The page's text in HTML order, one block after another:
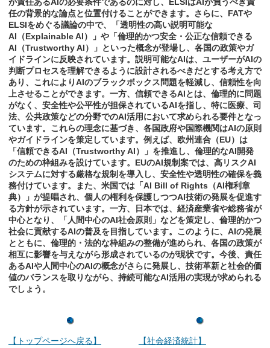
任の背景的な論点と位置付けることができます。さらに、FATや
ELSIをめぐる議論の中で、「透明性の高い説明可能な
AI（Explainable AI）」や「倫理的かつ安全・公正な信頼できる
AI（Trustworthy AI）」といった概念が登場し、各国の政策やガ
イドラインに反映されています。説明可能なAIは、ユーザーがAIの
判断プロセスを理解できるように設計されるべきだとする考え方で
あり、これによりAIのブラックボックス問題を軽減し、信頼性を向
上させることができます。一方、信頼できるAIとは、倫理的に問題
がなく、安全性や公平性が担保されているAIを指し、特に医療、司
法、公共政策などの分野でのAI活用において求められる要件となっ
ています。これらの理念に基づき、各国政府や国際機関はAIの原則
やガイドラインを策定しています。例えば、欧州連合（EU）は
「信頼できるAI（Trustworthy AI）」を推進し、倫理的なAI開発
のための枠組みを設けています。EUのAI規制案では、高リスクAI
システムに対する厳格な規制を導入し、安全性や透明性の確保を義
務付けています。また、米国では「AI Bill of Rights（AI権利章
典）」が提唱され、個人の権利を保護しつつAI技術の発展を促進す
る方針が示されています。一方、日本では、経済産業省や総務省が
中心となり、「人間中心のAI社会原則」などを策定し、倫理的かつ
社会に貢献するAIの普及を目指しています。このように、AIの発展
とともに、倫理的・法的な枠組みの整備が進められ、各国の政策が
相互に影響を与えながら形成されているのが現状です。今後、責任
あるAIや人間中心のAIの概念がさらに発展し、技術革新と社会的価
値のバランスを取りながら、持続可能なAI活用の実現が求められる
でしょう。
【トップページへ戻る】 【社会経済統計】